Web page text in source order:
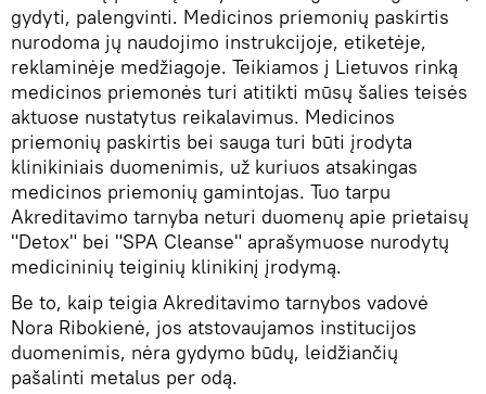
gydyti, palengvinti. Medicinos priemonių paskirtis
nurodoma jų naudojimo instrukcijoje, etiketėje,
reklaminėje medžiagoje. Teikiamos į Lietuvos rinką
medicinos priemonės turi atitikti mūsų šalies teisės
aktuose nustatytus reikalavimus. Medicinos
priemonių paskirtis bei sauga turi būti įrodyta
klinikiniais duomenimis, už kuriuos atsakingas
medicinos priemonių gamintojas. Tuo tarpu
Akreditavimo tarnyba neturi duomenų apie prietaisų
"Detox" bei "SPA Cleanse" aprašymuose nurodytų
medicininių teiginių klinikinį įrodymą.
Be to, kaip teigia Akreditavimo tarnybos vadovė
Nora Ribokienė, jos atstovaujamos institucijos
duomenimis, nėra gydymo būdų, leidžiančių
pašalinti metalus per odą.